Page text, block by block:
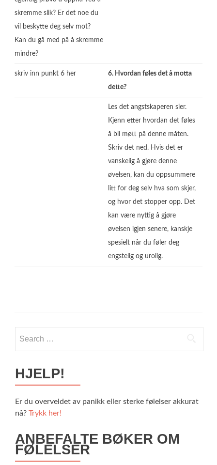
skremme slik? Er det noe du
vil beskytte deg selv mot?
Kan du gå med på å skremme
mindre?
skriv inn punkt 6 her
6. Hvordan føles det å motta
dette?
Les det angstskaperen sier.
Kjenn etter hvordan det føles
å bli møtt på denne måten.
Skriv det ned. Hvis det er
vanskelig å gjøre denne
øvelsen, kan du oppsummere
litt for deg selv hva som skjer,
og hvor det stopper opp. Det
kan være nyttig å gjøre
øvelsen igjen senere, kanskje
spesielt når du føler deg
engstelig og urolig.
for:
HJELP!
Er du overveldet av panikk eller sterke følelser akkurat
nå? Trykk her!
ANBEFALTE BØKER OM
FØLELSER